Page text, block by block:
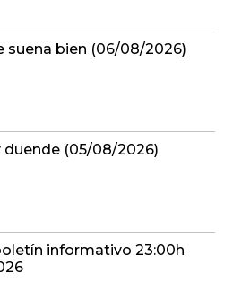
suena bien (06/08/2026)
duende (05/08/2026)
informativo 23:00h